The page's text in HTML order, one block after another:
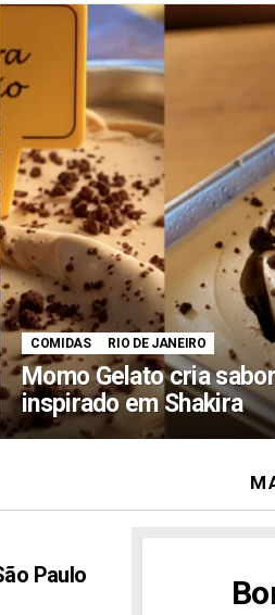
COMIDAS RIO DE JANEIRO
Momo Gelato cria sabor
inspirado em Shakira
Paulo